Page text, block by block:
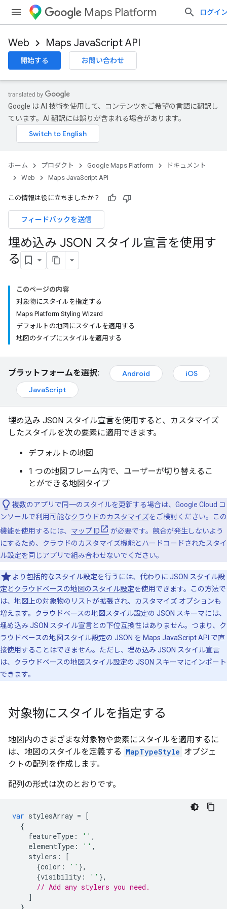
Maps Platform ログイ
Web Maps JavaScript API
開始する お問い合わせ
Google は AI 技術を使用して、コンテンツをご希望の言語に翻訳し
ています。AI 翻訳には誤りが含まれる場合があります。
ホーム プロダクト Google Maps Platform
ドキュメント
Web
Maps JavaScript API
この情報は役に立ちましたか？
フィードバックを送信
埋め込み JSON スタイル宣言を使用す
る
このページの内容
対象物にスタイルを指定する
Maps Platform Styling Wizard
デフォルトの地図にスタイルを適用する
地図のタイプにスタイルを適用する
プラットフォームを選択: Android
iOS
JavaScript
埋め込み JSON スタイル宣言を使用すると、カスタマイズ
したスタイルを次の要素に適用できます。
デフォルトの地図
1 つの地図フレーム内で、ユーザーが切り替えるこ
とができる地図タイプ
複数のアプリで同一のスタイルを更新する場合は、Google Cloud コ
ンソールで利用可能なクラウドのカスタマイズをご検討ください。この
機能を使用するには、 マップ ID
が必要です。競合が発生しないよう
にするため、クラウドのカスタマイズ機能とハードコードされたスタイ
ル設定を同じアプリで組み合わせないでください。
より包括的なスタイル設定を行うには、代わりに JSON スタイル設
定とクラウドベースの地図のスタイル設定を使用できます。この方法で
は、地図上の対象物のリストが拡張され、カスタマイズ オプションも
増えます。クラウドベースの地図スタイル設定の JSON スキーマには、
埋め込み JSON スタイル宣言との下位互換性はありません。つまり、ク
ラウドベースの地図スタイル設定の JSON を Maps JavaScript API で直
接使用することはできません。ただし、埋め込み JSON スタイル宣言
は、クラウドベースの地図スタイル設定の JSON スキーマにインポート
できます。
対象物にスタイルを指定する
地図内のさまざまな対象物や要素にスタイルを適用するに
は、地図のスタイルを定義する MapTypeStyle オブジェ
クトの配列を作成します。
配列の形式は次のとおりです。
var stylesArray = [
{
featureType : '' ,
elementType : '' ,
stylers :
[
{color : '' },
{visibility : '' },
// Add any stylers you need.
]